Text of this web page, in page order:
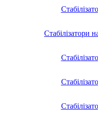
Стабілізатори